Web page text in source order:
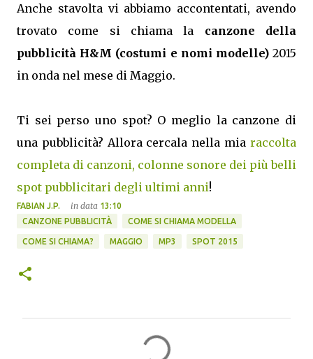
Anche stavolta vi abbiamo accontentati, avendo
trovato come si chiama la canzone della
pubblicità H&M (costumi e nomi modelle)2015
in onda nel mese di Maggio.
Ti sei perso uno spot? O meglio la canzone di
una pubblicità? Allora cercala nella mia raccolta
completa di canzoni, colonne sonore dei più belli
spot pubblicitari degli ultimi anni!
FABIAN J.P. in data 13:10
CANZONE PUBBLICITÀ
COME SI CHIAMA MODELLA
COME SI CHIAMA? MAGGIO MP3 SPOT 2015